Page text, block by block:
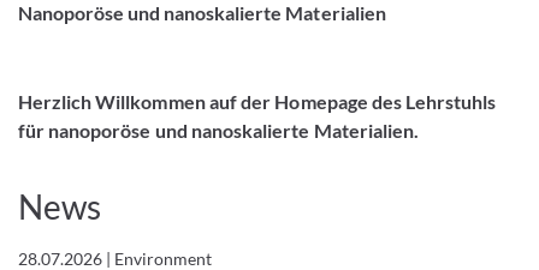
Nanoporöse und nanoskalierte Materialien
Herzlich Willkommen auf der Homepage des Lehrstuhls
für nanoporöse und nanoskalierte Materialien.
News
28.07.2026 | Environment